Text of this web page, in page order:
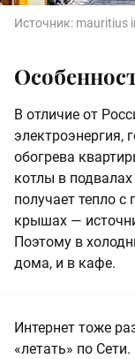
Источник: mauritius
В отличие от
электроэнергия,
обогрева
котлы в
получает тепло
крышах —
Поэтому в
дома, и в кафе.
Интернет тоже
«летать» по Сети.